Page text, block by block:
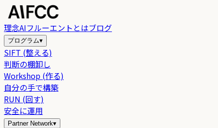
理念AIフルーエントとはブログ
プログラム▾
SIFT (整える)
判断の棚卸し
Workshop (作る)
自分の手で構築
RUN (回す)
安全に運用
Partner Network▾